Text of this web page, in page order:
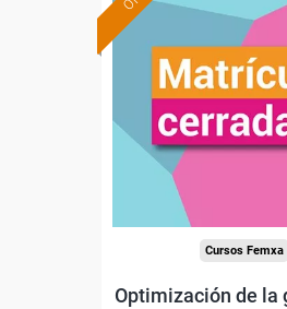
Cursos Femxa
Optimización de la